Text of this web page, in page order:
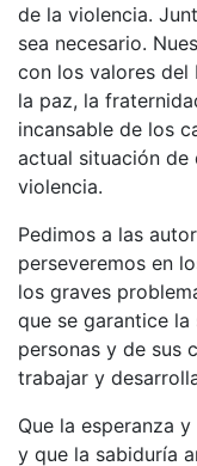
de la violencia.
sea necesario.
con los valores del
la paz, la
incansable de los
actual situación de
violencia.
Pedimos a las
perseveremos en
los graves
que se garantice
personas y de sus
trabajar y
Que la esperanza
y que la sabiduría